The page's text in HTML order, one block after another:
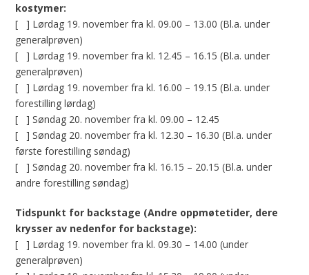
kostymer:
[ ] Lørdag 19. november fra kl. 09.00 – 13.00 (Bl.a. under
generalprøven)
[ ] Lørdag 19. november fra kl. 12.45 – 16.15 (Bl.a. under
generalprøven)
[ ] Lørdag 19. november fra kl. 16.00 – 19.15 (Bl.a. under
forestilling lørdag)
[ ] Søndag 20. november fra kl. 09.00 – 12.45
[ ] Søndag 20. november fra kl. 12.30 – 16.30 (Bl.a. under
første forestilling søndag)
[ ] Søndag 20. november fra kl. 16.15 – 20.15 (Bl.a. under
andre forestilling søndag)
Tidspunkt for backstage (Andre oppmøtetider, dere
krysser av nedenfor for backstage):
[ ] Lørdag 19. november fra kl. 09.30 – 14.00 (under
generalprøven)